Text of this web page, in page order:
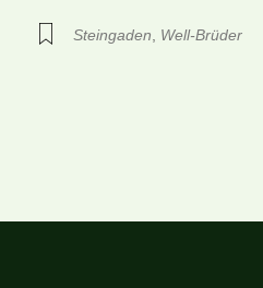
Steingaden Well-Brüder